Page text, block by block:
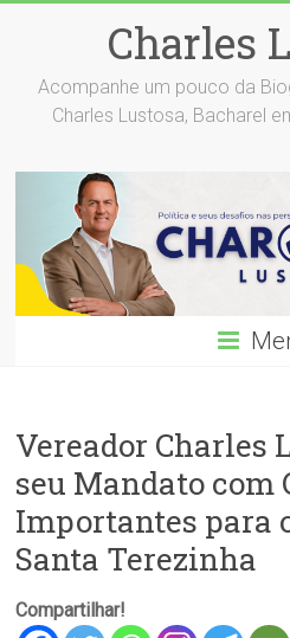
Charles
Acompanhe um pouco da
Charles Lustosa, Bacharel
Vereador Charles
seu Mandato com
Importantes para
Santa Terezinha
Compartilhar!